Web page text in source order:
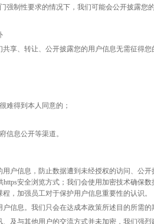
制性要求的情况下，我们可能会公开披露您的
享、转让、公开披露您的用户信息无需征得您
难得到本人同意的；
信息公开等渠道。
用户信息，防止数据遭到未经授权的访问、
安全浏览方式；我们会使用加密技术确
，加强员工对于保护用户信息重要性的认识。
信息。我们只会在达成本政策所述目的所需
及与其他用户的交流方式并未加密，我们强烈